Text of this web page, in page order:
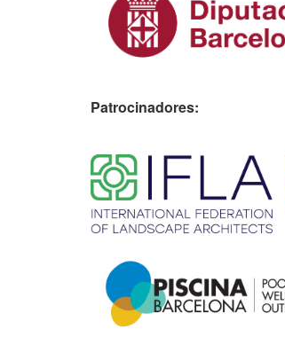
Patrocinadores: